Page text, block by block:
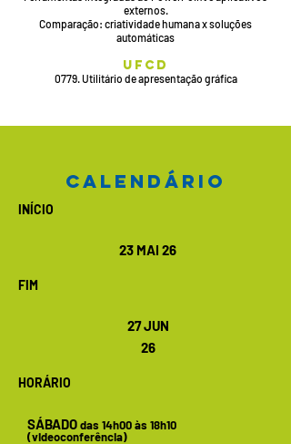
externos.
Comparação: criatividade humana x soluções
automáticas
UFCD
0779. Utilitário de apresentação gráfica
calendário
INÍCIO
23 MAI 26
FIM
27 JUN
26
HORÁRIO
SÁBADOdas 14h00 às 18h10
(videoconferência)